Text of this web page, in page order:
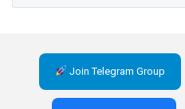
Join Telegram Group